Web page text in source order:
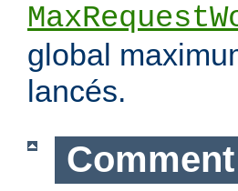
global
lancés.